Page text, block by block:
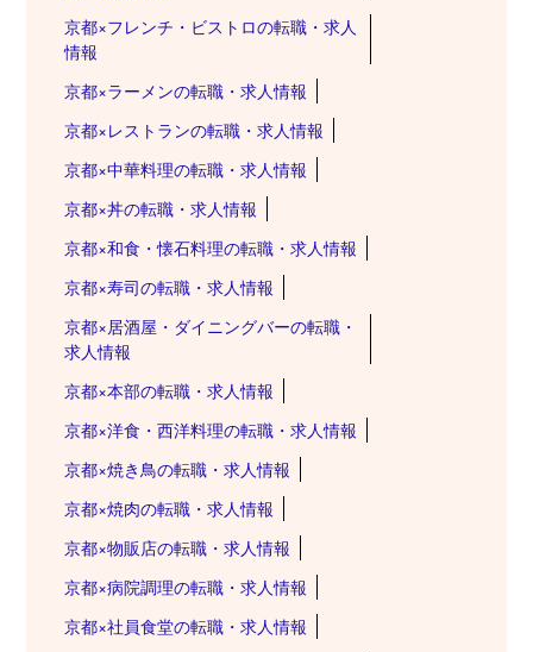
京都×フレンチ・ビストロの転職・求人
情報
京都×ラーメンの転職・求人情報
京都×レストランの転職・求人情報
京都×中華料理の転職・求人情報
京都×丼の転職・求人情報
京都×和食・懐石料理の転職・求人情報
京都×寿司の転職・求人情報
京都×居酒屋・ダイニングバーの転職・
求人情報
京都×本部の転職・求人情報
京都×洋食・西洋料理の転職・求人情報
京都×焼き鳥の転職・求人情報
京都×焼肉の転職・求人情報
京都×物販店の転職・求人情報
京都×病院調理の転職・求人情報
京都×社員食堂の転職・求人情報